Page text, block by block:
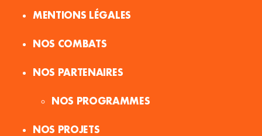
MENTIONS LÉGALES
NOS COMBATS
NOS PARTENAIRES
NOS PROGRAMMES
NOS PROJETS